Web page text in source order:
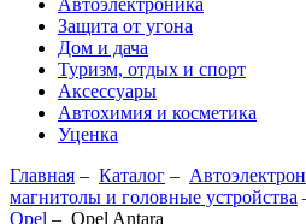
Автоэлектроника
Защита от угона
Дом и дача
Туризм, отдых и спорт
Аксессуары
Автохимия и косметика
Уценка
Главная – Каталог –
магнитолы и головные устройства
Opel – Opel Antara